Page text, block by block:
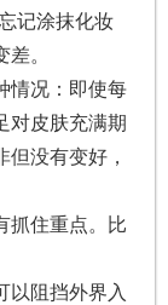
记涂抹化妆
。
情况：即使每
对皮肤充满期
没有变好，
抓住重点。比
以阻挡外界入